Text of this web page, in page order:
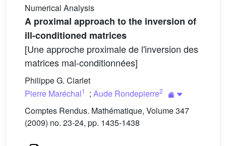
Numerical Analysis
A proximal approach to the inversion of
ill-conditioned matrices
[Une approche proximale de l'inversion des
matrices mal-conditionnées]
Philippe G. Ciarlet
Pierre Maréchal1 ; Aude Rondepierre2
Comptes Rendus. Mathématique, Volume 347
(2009) no. 23-24, pp. 1435-1438